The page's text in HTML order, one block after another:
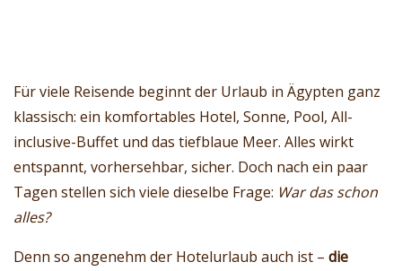
Für viele Reisende beginnt der Urlaub in Ägypten ganz
klassisch: ein komfortables Hotel, Sonne, Pool, All-
inclusive-Buffet und das tiefblaue Meer. Alles wirkt
entspannt, vorhersehbar, sicher. Doch nach ein paar
Tagen stellen sich viele dieselbe Frage: War das schon
alles?
Denn so angenehm der Hotelurlaub auch ist – die